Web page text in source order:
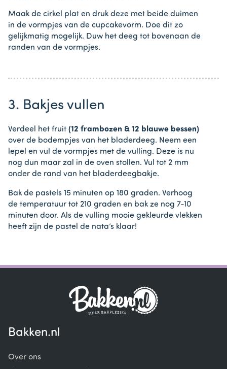
Maak de cirkel plat en druk deze met beide duimen
in de vormpjes van de cupcakevorm. Doe dit zo
gelijkmatig mogelijk. Duw het deeg tot bovenaan de
randen van de vormpjes.
3. Bakjes vullen
Verdeel het fruit (12 frambozen & 12 blauwe bessen)
over de bodempjes van het bladerdeeg. Neem een
lepel en vul de vormpjes met de vulling. Deze is nu
nog dun maar zal in de oven stollen. Vul tot 2 mm
onder de rand van het bladerdeegbakje.
Bak de pastels 15 minuten op 180 graden. Verhoog
de temperatuur tot 210 graden en bak ze nog 7-10
minuten door. Als de vulling mooie gekleurde vlekken
heeft zijn de pastel de nata’s klaar!
Bakken.nl
Over ons